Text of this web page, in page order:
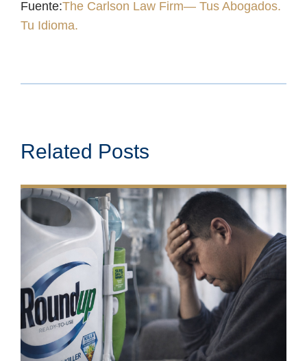
Fuente:The Carlson Law Firm— Tus Abogados.
Tu Idioma.
Related Posts